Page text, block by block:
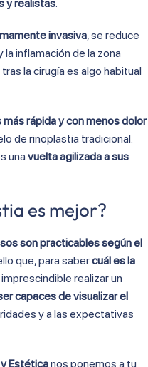
y realistas.
invasiva, se reduce
inflamación de la zona
la cirugía es algo habitual
rápida y con menos dolor
de rinoplastia tradicional.
una vuelta agilizada a sus
es mejor?
son practicables según el
que, para sabercuál es la
realizar un
capaces de visualizar el
y a las expectativas
Estéticanos ponemos a tu